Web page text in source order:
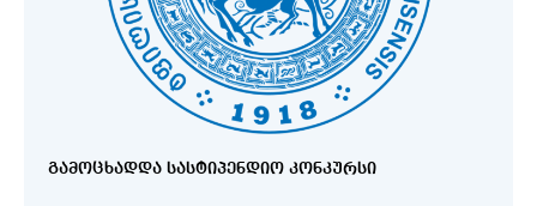
ᲒᲐᲛᲝᲪᲮᲐᲓᲓᲐ ᲡᲐᲡᲢᲘᲞᲔᲜᲓᲘᲝ ᲙᲝᲜᲙᲣᲠᲡᲘ